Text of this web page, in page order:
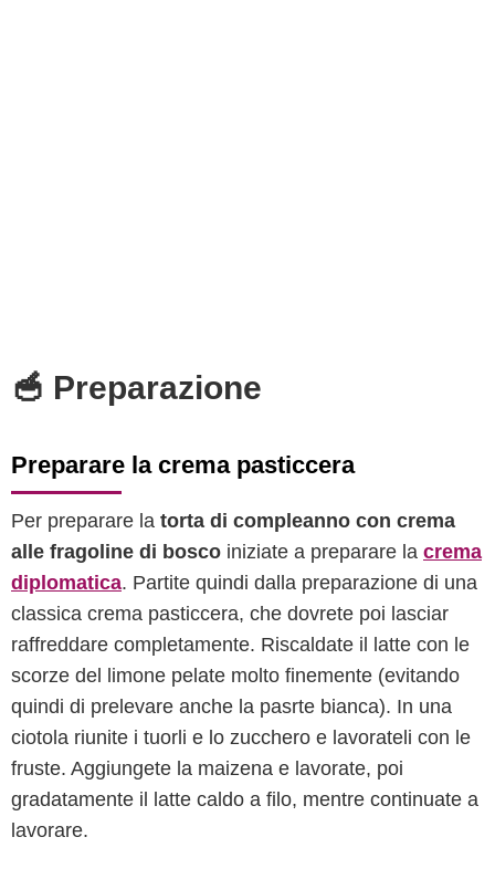
🥣 Preparazione
Preparare la crema pasticcera
Per preparare la torta di compleanno con crema
alle fragoline di bosco iniziate a preparare la crema
diplomatica. Partite quindi dalla preparazione di una
classica crema pasticcera, che dovrete poi lasciar
raffreddare completamente. Riscaldate il latte con le
scorze del limone pelate molto finemente (evitando
quindi di prelevare anche la pasrte bianca). In una
ciotola riunite i tuorli e lo zucchero e lavorateli con le
fruste. Aggiungete la maizena e lavorate, poi
gradatamente il latte caldo a filo, mentre continuate a
lavorare.